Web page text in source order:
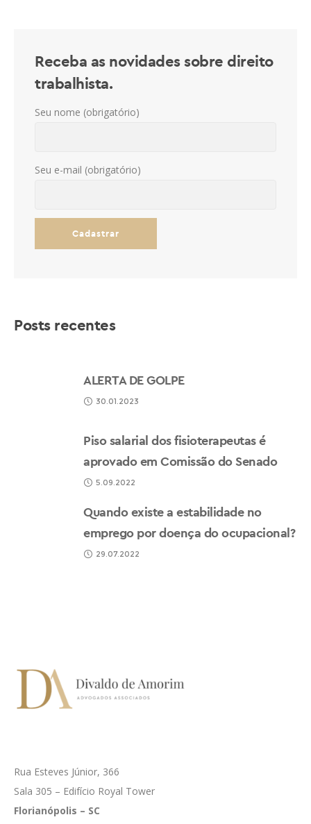
Receba as novidades sobre direito
trabalhista.
Seu nome (obrigatório)
Seu e-mail (obrigatório)
Posts recentes
ALERTA DE GOLPE
30.01.2023
Piso salarial dos fisioterapeutas é
aprovado em Comissão do Senado
5.09.2022
Quando existe a estabilidade no
emprego por doença do ocupacional?
29.07.2022
Rua Esteves Júnior, 366
Sala 305 – Edifício Royal Tower
Florianópolis – SC